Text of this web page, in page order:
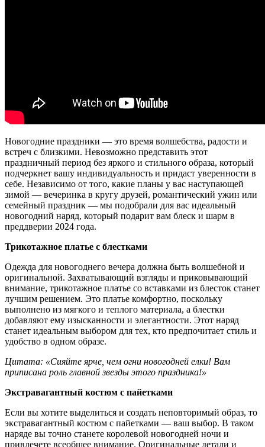
Новогодние праздники — это время волшебства, радости и
встреч с близкими. Невозможно представить этот
праздничный период без яркого и стильного образа, который
подчеркнет вашу индивидуальность и придаст уверенности в
себе. Независимо от того, какие планы у вас наступающей
зимой — вечеринка в кругу друзей, романтический ужин или
семейный праздник — мы подобрали для вас идеальный
новогодний наряд, который подарит вам блеск и шарм в
преддверии 2024 года.
Трикотажное платье с блестками
Одежда для новогоднего вечера должна быть волшебной и
оригинальной. Захватывающий взгляды и приковывающий
внимание, трикотажное платье со вставками из блесток станет
лучшим решением. Это платье комфортно, поскольку
выполнено из мягкого и теплого материала, а блестки
добавляют ему изысканности и элегантности. Этот наряд
станет идеальным выбором для тех, кто предпочитает стиль и
удобство в одном образе.
Цитата: «Сияйте ярче, чем огни новогодней елки! Вам
приписана роль главной звезды этого праздника!»
Экстравагантный костюм с пайетками
Если вы хотите выделиться и создать неповторимый образ, то
экстравагантный костюм с пайетками — ваш выбор. В таком
наряде вы точно станете королевой новогодней ночи и
привлечете всеобщее внимание. Оригинальные детали и